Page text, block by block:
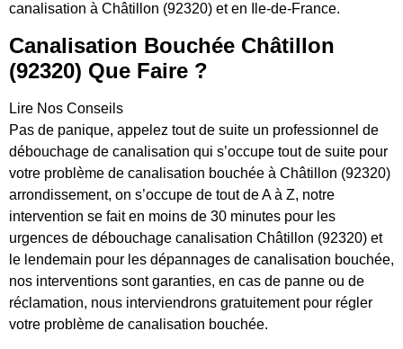
canalisation à Châtillon (92320) et en Ile-de-France.
Canalisation Bouchée Châtillon
(92320) Que Faire ?
Lire Nos Conseils
Pas de panique, appelez tout de suite un professionnel de
débouchage de canalisation qui s’occupe tout de suite pour
votre problème de canalisation bouchée à Châtillon (92320)
arrondissement, on s’occupe de tout de A à Z, notre
intervention se fait en moins de 30 minutes pour les
urgences de débouchage canalisation Châtillon (92320) et
le lendemain pour les dépannages de canalisation bouchée,
nos interventions sont garanties, en cas de panne ou de
réclamation, nous interviendrons gratuitement pour régler
votre problème de canalisation bouchée.